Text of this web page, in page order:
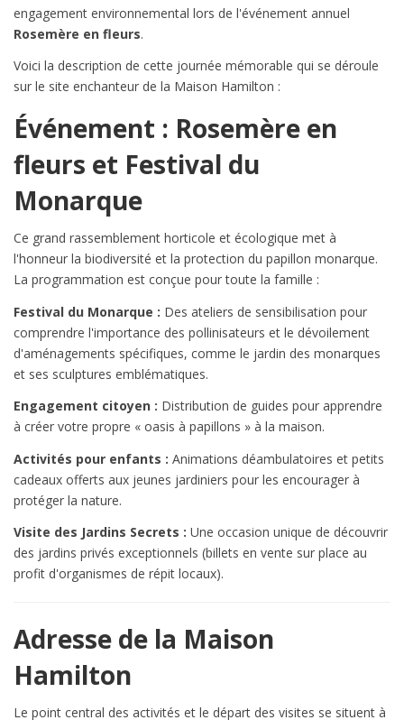
engagement environnemental lors de l'événement annuel
Rosemère en fleurs.
Voici la description de cette journée mémorable qui se déroule
sur le site enchanteur de la Maison Hamilton :
Événement : Rosemère en
fleurs et Festival du
Monarque
Ce grand rassemblement horticole et écologique met à
l'honneur la biodiversité et la protection du papillon monarque.
La programmation est conçue pour toute la famille :
Festival du Monarque : Des ateliers de sensibilisation pour
comprendre l'importance des pollinisateurs et le dévoilement
d'aménagements spécifiques, comme le jardin des monarques
et ses sculptures emblématiques.
Engagement citoyen : Distribution de guides pour apprendre
à créer votre propre « oasis à papillons » à la maison.
Activités pour enfants : Animations déambulatoires et petits
cadeaux offerts aux jeunes jardiniers pour les encourager à
protéger la nature.
Visite des Jardins Secrets : Une occasion unique de découvrir
des jardins privés exceptionnels (billets en vente sur place au
profit d'organismes de répit locaux).
Adresse de la Maison
Hamilton
Le point central des activités et le départ des visites se situent à